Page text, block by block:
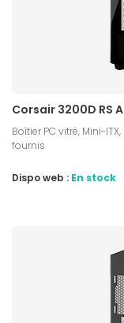
Corsair 3200D RS
Boîtier PC vitré, Mini-
fournis
Dispo web : En stock